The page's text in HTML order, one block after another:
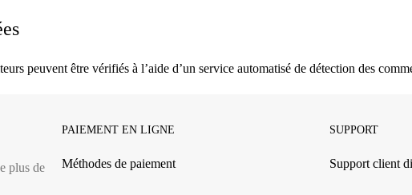
peuvent être vérifiés à l’aide d’un service automatisé de détection des
plus de
PAIEMENT EN LIGNE
Méthodes de paiement
SUPPORT
Support client